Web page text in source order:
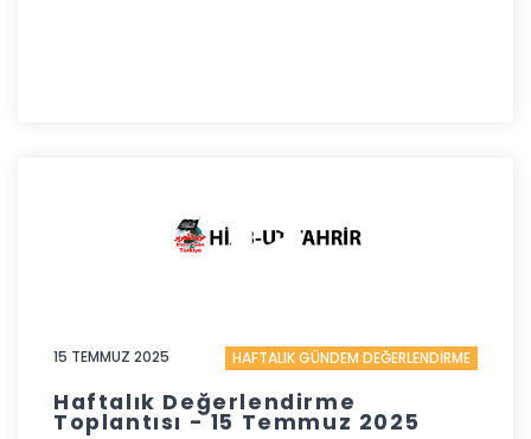
15 TEMMUZ 2025 HAFTALIK GÜNDEM DEĞERLENDİRME
Haftalık Değerlendirme
Toplantısı - 15 Temmuz 2025